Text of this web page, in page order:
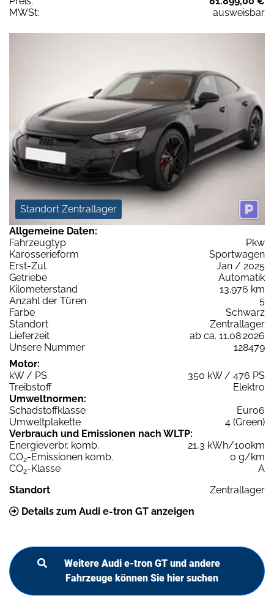
MWSt:
ausweisbar
Standort Zentrallager
Allgemeine Daten:
Fahrzeugtyp
Pkw
Karosserieform
Sportwagen
Erst-Zul.
Jan / 2025
Getriebe
Automatik
Kilometerstand
13.976 km
Anzahl der Türen
5
Farbe
Schwarz
Standort
Zentrallager
Lieferzeit
ab ca. 11.08.2026
Unsere Nummer
128479
Motor:
kW / PS
350 kW / 476 PS
Treibstoff
Elektro
Umweltnormen:
Schadstoffklasse
Euro6
Umweltplakette
4 (Green)
Verbrauch und Emissionen nach WLTP:
Energieverbr. komb.
21,3 kWh/100km
CO2-Emissionen komb.
0 g/km
CO2-Klasse
A
Standort
Zentrallager
Details zum Audi e-tron GT anzeigen
Weitere Audi e-tron GT und andere
Fahrzeuge können Sie hier suchen